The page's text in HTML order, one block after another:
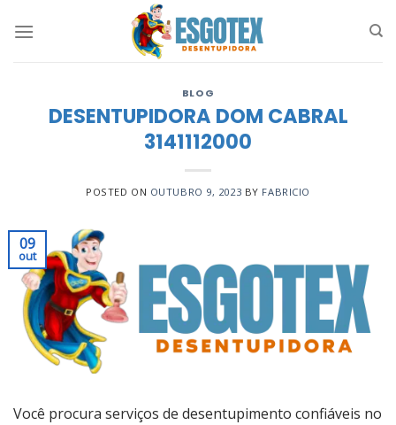
BLOG
DESENTUPIDORA DOM CABRAL
3141112000
POSTED ON OUTUBRO 9, 2023 BY FABRICIO
09
out
Você procura serviços de desentupimento confiáveis ​​no